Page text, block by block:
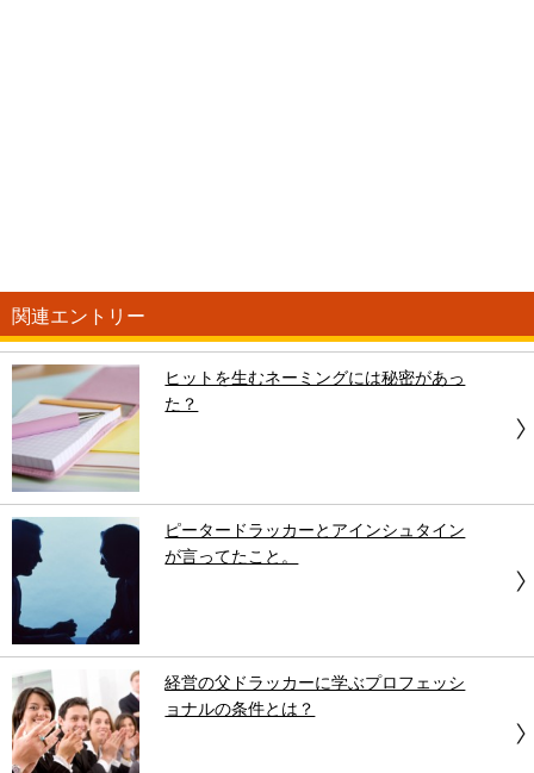
関連エントリー
ヒットを生むネーミングには秘密があっ
た？
ピータードラッカーとアインシュタイン
が言ってたこと。
経営の父ドラッカーに学ぶプロフェッシ
ョナルの条件とは？